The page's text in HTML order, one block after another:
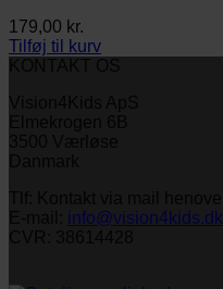
179,00 kr.
Tilføj til kurv
info@vision4kids.dk